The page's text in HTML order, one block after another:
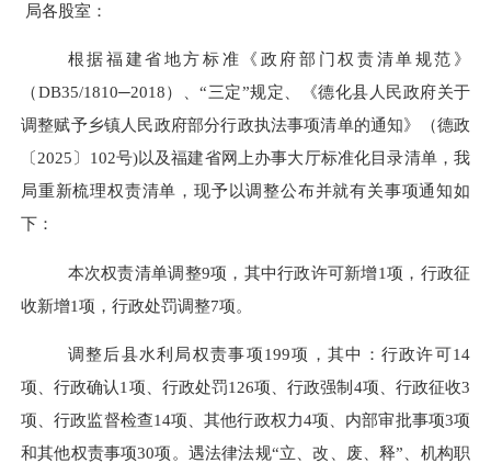
局各股室 ：
根据福建省地方标准《政府部门权责清单规范》
（DB35/1810─2018） “三定”规定 、《德化县人民政府关于
调整赋予乡镇人民政府部分行政执法事项清单的通知》
（德政
〔2025〕 102号)以及福建省网上办事大厅标准化目录清单，我
局重新梳理权责清单，现予以调整公布并就有关事项通知如
下：
本次权责清单调整9项，其中行政许可新增1项， 行政征
收新增1项 ， 行政处罚调整7项。
调整后县水利局权责事项199项， 其中：行政许可14
项、行政确认1 项、行政处罚126项、行政强制 4项、行政征收3
项、行政监督检查14项、其他行政权力4项、内部审批事项3项
和其他权责事项30项。 遇法律法规“立、改、废、释” 、机构职